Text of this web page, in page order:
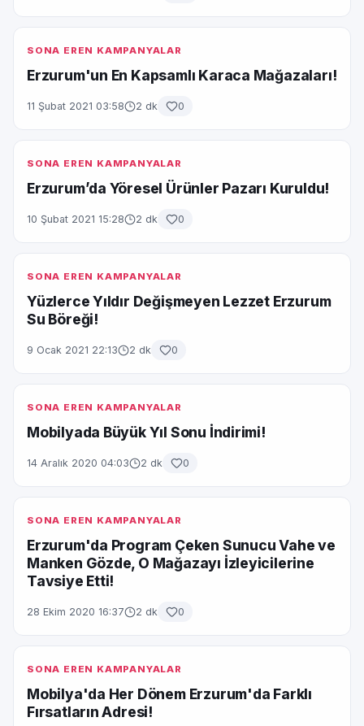
SONA EREN KAMPANYALAR
Erzurum'un En Kapsamlı Karaca Mağazaları!
11 Şubat 2021 03:58 2 dk 0
SONA EREN KAMPANYALAR
Erzurum’da Yöresel Ürünler Pazarı Kuruldu!
10 Şubat 2021 15:28 2 dk 0
SONA EREN KAMPANYALAR
Yüzlerce Yıldır Değişmeyen Lezzet Erzurum
Su Böreği!
9 Ocak 2021 22:13 2 dk 0
SONA EREN KAMPANYALAR
Mobilyada Büyük Yıl Sonu İndirimi!
14 Aralık 2020 04:03 2 dk 0
SONA EREN KAMPANYALAR
Erzurum'da Program Çeken Sunucu Vahe ve
Manken Gözde, O Mağazayı İzleyicilerine
Tavsiye Etti!
28 Ekim 2020 16:37 2 dk 0
SONA EREN KAMPANYALAR
Mobilya'da Her Dönem Erzurum'da Farklı
Fırsatların Adresi!